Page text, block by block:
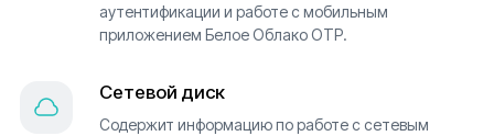
аутентификации и работе с мобильным
приложением Белое Облако OTP.
Сетевой диск
Содержит информацию по работе с сетевым